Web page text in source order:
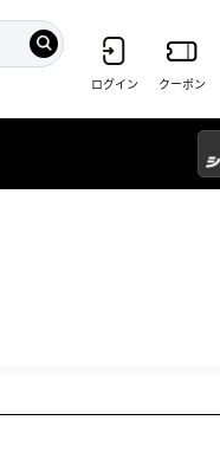
ログイン クーポン